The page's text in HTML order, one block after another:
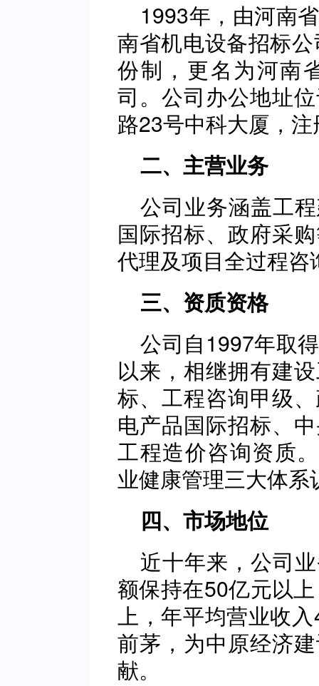
1993年，由河南
南省机电设备招标
份制，更名为河南
司。公司办公地址
路23号中科大厦，
二、主营业务
公司业务涵盖工
国际招标、政府采
代理及项目全过程咨
三、资质资格
公司自1997年取
以来，相继拥有建
标、工程咨询甲级
电产品国际招标、
工程造价咨询资质
业健康管理三大体系
四、市场地位
近十年来，公司
额保持在50亿元以
上，年平均营业收
前茅，为中原经济
献。